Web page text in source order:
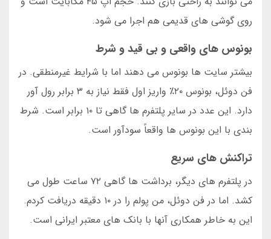
روی گوشی های قدیمی هم اجرا می شود.
بونوس های واقعی و بی قید و شرط
بیشتر سایت ها بونوس می دهند اما با شرایط غیرمنطقی. در
فن دوئل، بونوس ۲۰٪ واریز اول فقط نیاز به ۳ برابر رول آور
دارد. این عدد در سایر پلتفرم ها گاهی تا ۱۰ برابر است. شرط
بندی با این بونوس ها واقعاً سودآور است.
تراکنش های سریع
در پلتفرم های دیگر، برداشت ها گاهی ۷۲ ساعت طول می
کشد. اما در فن دوئل، من پولم را در ۱۰ دقیقه دریافت کردم.
این به خاطر همکاری آنها با بانک های معتبر ایرانی است.